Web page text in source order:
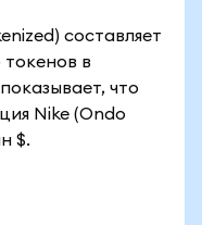
составляет
токенов в
что
Nike (Ondo
$.